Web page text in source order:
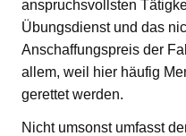
anspruchsvollsten
Übungsdienst und das
Anschaffungspreis der
allem, weil hier häufig
gerettet werden.
Nicht umsonst umfasst